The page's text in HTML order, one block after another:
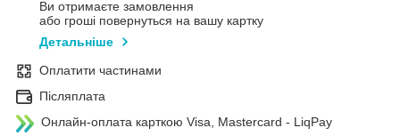
Ви отримаєте замовлення
або гроші повернуться на вашу картку
Детальніше
Оплатити частинами
Післяплата
Онлайн-оплата карткою Visa, Mastercard - LiqPay